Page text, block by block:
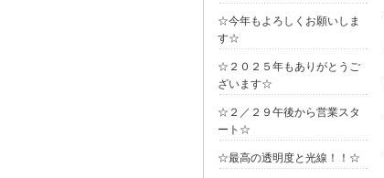
☆今年もよろしくお願いしま
す☆
☆２０２５年もありがとうご
ざいます☆
☆２／２９午後から営業スタ
ート☆
☆最高の透明度と光線！！☆